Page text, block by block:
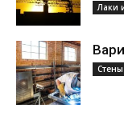
Лаки
Стены